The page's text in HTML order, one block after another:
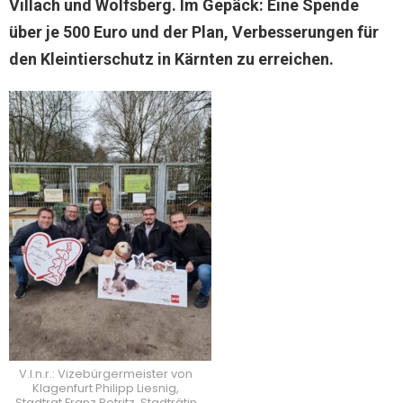
Villach und Wolfsberg. Im Gepäck: Eine Spende
über je 500 Euro und der Plan, Verbesserungen für
den Kleintierschutz in Kärnten zu erreichen.
V.l.n.r.: Vizebürgermeister von
Klagenfurt Philipp Liesnig,